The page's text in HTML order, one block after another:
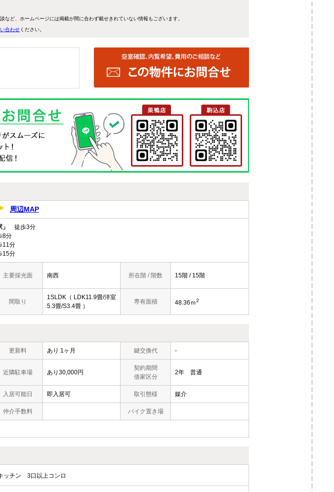
ど、ホームページには掲載が間に合わず載せきれていない情報もございます。
合わせください。
周辺MAP
徒歩3分
8分
11分
15分
主要採光面 南西 所在階 / 階数 15階 / 15階
間取り
1SLDK（ LDK11.9畳/洋室
5.3畳/S3.4畳 ）
専有面積 48.36ｍ2
更新料 あり 1ヶ月 鍵交換代 -
近隣駐車場 あり30,000円
契約期間
借家区分
2年 普通
入居可能日 即入居可 取引態様 媒介
仲介手数料 バイク置き場
ッチン 3口以上コンロ